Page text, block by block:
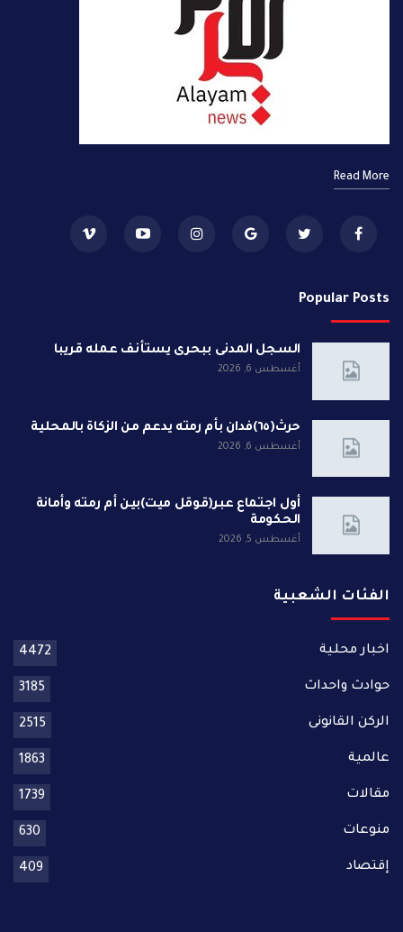
Read More
Popular Posts
السجل المدنى ببحرى يستأنف عمله قريبا
أغسطس 6, 2026
حرث(٦٥)فدان بأم رمته يدعم من الزكاة بالمحلية
أغسطس 6, 2026
أول اجتماع عبر(قوقل ميت)بين أم رمته وأمانة
الحكومة
أغسطس 5, 2026
الفئات الشعبية
اخبار محلية 4472
حوادث واحداث 3185
الركن القانونى 2515
عالمية 1863
مقالات 1739
منوعات 630
إقتصاد 409